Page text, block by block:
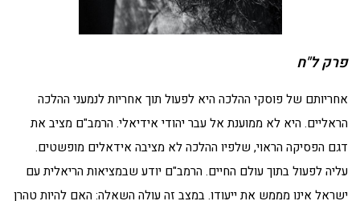
פרק ל"ח
אחריותם של פוסקי ההלכה היא לפעול תוך אחריות לנמעני ההלכה
הראליים. היא לא ממוענת אל עבר יהודי אידיאלי. הרמב"ם מציב את
דגם הפסיקה הראוי, שלפיו ההלכה לא מציבה אידאלים מופשטים.
עליה לפעול בתוך עולם החיים. הרמב"ם יודע שבמציאות הריאלית עם
ישראל אינו מממש את ייעודו. במצב זה עולה השאלה: האם להיות טהרן